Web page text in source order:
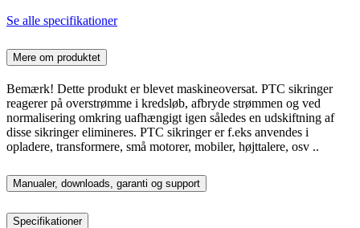
Se alle specifikationer
Mere om produktet
Bemærk! Dette produkt er blevet maskineoversat. PTC sikringer
reagerer på overstrømme i kredsløb, afbryde strømmen og ved
normalisering omkring uafhængigt igen således en udskiftning af
disse sikringer elimineres. PTC sikringer er f.eks anvendes i
opladere, transformere, små motorer, mobiler, højttalere, osv ..
Manualer, downloads, garanti og support
Specifikationer